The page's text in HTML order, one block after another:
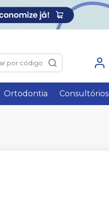
por código
Ortodontia Consultórios